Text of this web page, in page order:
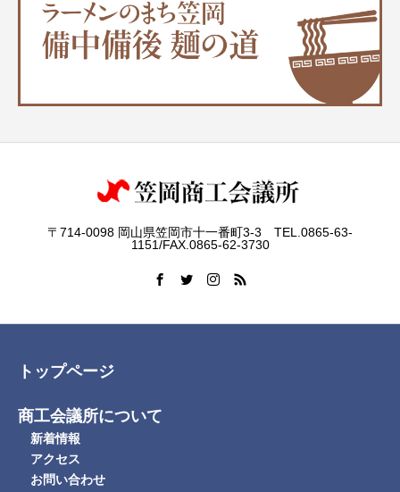
〒714-0098 岡山県笠岡市十一番町3-3 TEL.0865-63-
1151/FAX.0865-62-3730
トップページ
商工会議所について
新着情報
アクセス
お問い合わせ